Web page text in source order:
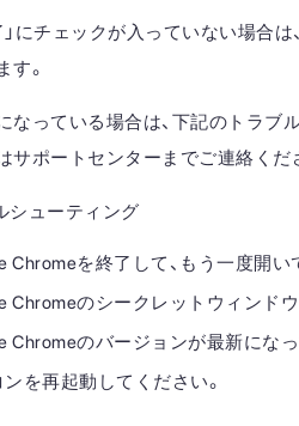
」にチェックが入っていない場合
す。
なっている場合は、下記のトラブ
サポートセンターまでご連絡くだ
シューティング
Chromeを終了して、もう一度開い
Chromeのシークレットウィンド
Chromeのバージョンが最新にな
を再起動してください。